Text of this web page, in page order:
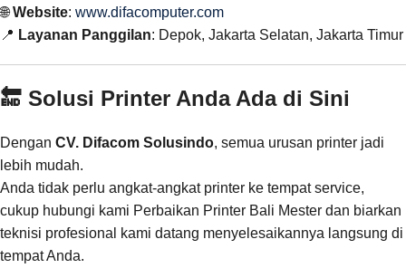
🌐Website: www.difacomputer.com
📍 Layanan Panggilan: Depok, Jakarta Selatan, Jakarta Timur
🔚 Solusi Printer Anda Ada di Sini
Dengan CV. Difacom Solusindo, semua urusan printer jadi
lebih mudah.
Anda tidak perlu angkat-angkat printer ke tempat service,
cukup hubungi kami Perbaikan Printer Bali Mester dan biarkan
teknisi profesional kami datang menyelesaikannya langsung di
tempat Anda.